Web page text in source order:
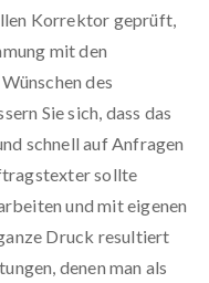
Korrektor geprüft,
mit den
des
Sie sich, dass das
schnell auf Anfragen
sollte
und mit eigenen
Druck resultiert
denen man als